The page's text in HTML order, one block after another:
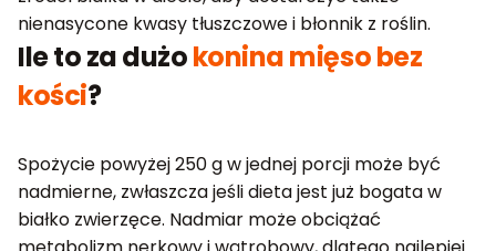
nienasycone kwasy tłuszczowe i błonnik z roślin.
Ile to za dużokonina mięso bez
kości?
Spożycie powyżej 250 g w jednej porcji może być
nadmierne, zwłaszcza jeśli dieta jest już bogata w
białko zwierzęce. Nadmiar może obciążać